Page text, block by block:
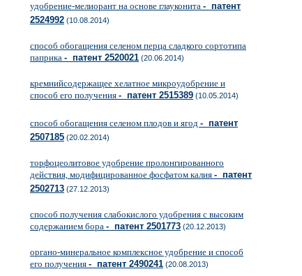
удобрение-мелиорант на основе глауконита - патент
2524992 (10.08.2014)
способ обогащения селеном перца сладкого сортотипа
паприка - патент 2520021 (20.06.2014)
кремнийсодержащее хелатное микроудобрение и
способ его получения - патент 2515389 (10.05.2014)
способ обогащения селеном плодов и ягод - патент
2507185 (20.02.2014)
торфоцеолитовое удобрение пролонгированного
действия, модифицированное фосфатом калия - патент
2502713 (27.12.2013)
способ получения слабокислого удобрения с высоким
содержанием бора - патент 2501773 (20.12.2013)
органо-минеральное комплексное удобрение и способ
его получения - патент 2490241 (20.08.2013)